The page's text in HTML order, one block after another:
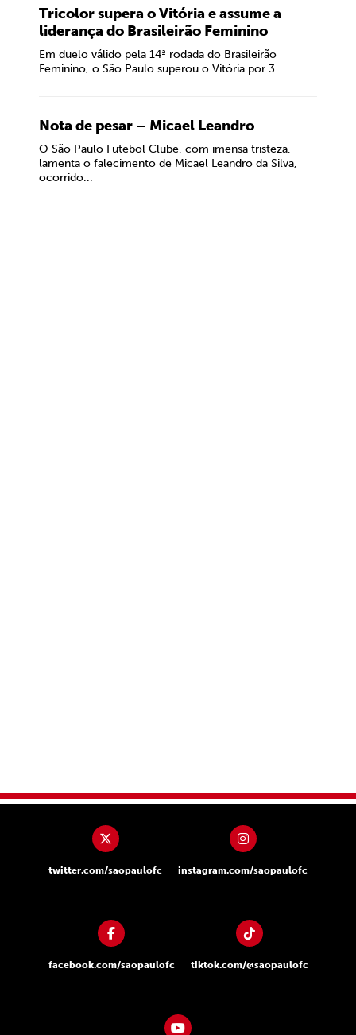
Tricolor supera o Vitória e assume a
liderança do Brasileirão Feminino
Em duelo válido pela 14ª rodada do Brasileirão
Feminino, o São Paulo superou o Vitória por 3...
Nota de pesar – Micael Leandro
O São Paulo Futebol Clube, com imensa tristeza,
lamenta o falecimento de Micael Leandro da Silva,
ocorrido...
twitter.com/saopaulofc instagram.com/saopaulofc
facebook.com/saopaulofc tiktok.com/@saopaulofc